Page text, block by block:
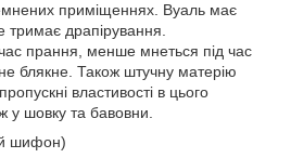
приміщеннях. Вуаль має
тримає драпірування.
прання, менше мнеться під час
блякне. Також штучну матерію
властивості в цього
у шовку та бавовни.
шифон)